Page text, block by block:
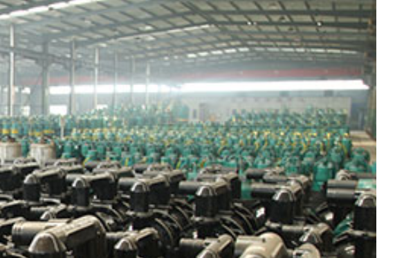
公司实景
公司动态
产品服务
联系我们